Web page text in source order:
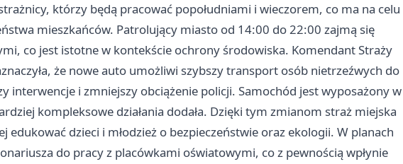
którzy będą pracować popołudniami i wieczorem, co ma na celu
mieszkańców. Patrolujący miasto od 14:00 do 22:00 zajmą się
co jest istotne w kontekście ochrony środowiska. Komendant Straży
że nowe auto umożliwi szybszy transport osób nietrzeźwych do
interwencje i zmniejszy obciążenie policji. Samochód jest wyposażony w
kompleksowe działania dodała. Dzięki tym zmianom straż miejska
edukować dzieci i młodzież o bezpieczeństwie oraz ekologii. W planach
do pracy z placówkami oświatowymi, co z pewnością wpłynie